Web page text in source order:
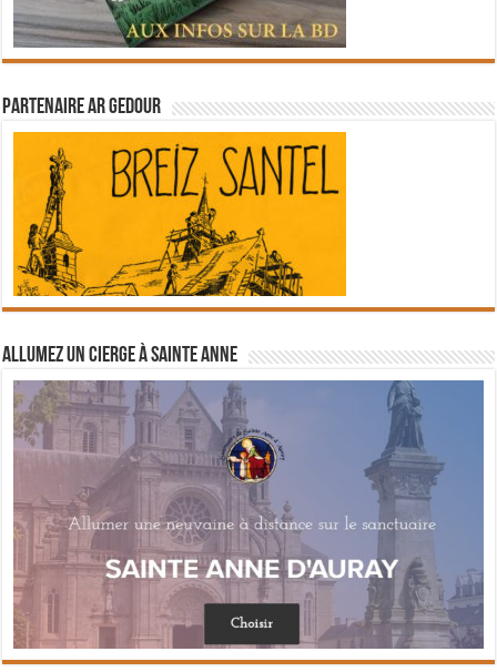
Partenaire Ar Gedour
Allumez un cierge à Sainte Anne